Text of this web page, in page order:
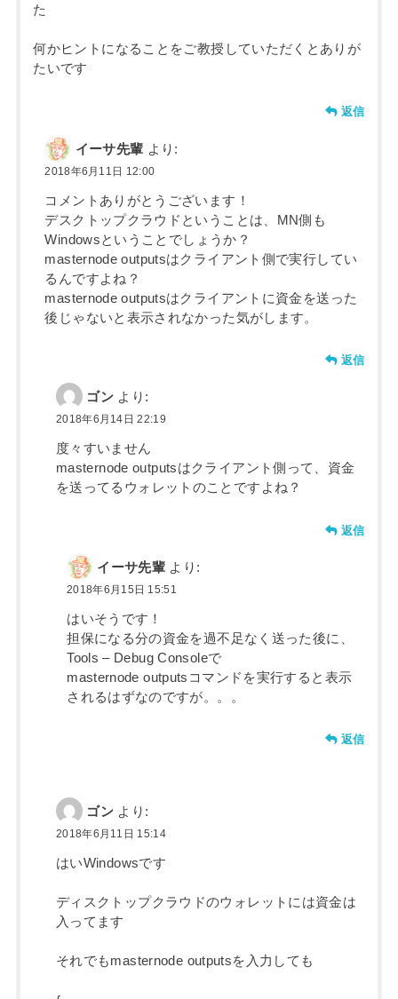
た
何かヒントになることをご教授していただくとありが
たいです
返信
イーサ先輩 より:
2018年6月11日 12:00
コメントありがとうございます！
デスクトップクラウドということは、MN側も
Windowsということでしょうか？
masternode outputsはクライアント側で実行してい
るんですよね？
masternode outputsはクライアントに資金を送った
後じゃないと表示されなかった気がします。
返信
ゴン より:
2018年6月14日 22:19
度々すいません
masternode outputsはクライアント側って、資金
を送ってるウォレットのことですよね？
返信
イーサ先輩 より:
2018年6月15日 15:51
はいそうです！
担保になる分の資金を過不足なく送った後に、
Tools – Debug Consoleで
masternode outputsコマンドを実行すると表示
されるはずなのですが。。。
返信
ゴン より:
2018年6月11日 15:14
はいWindowsです
ディスクトップクラウドのウォレットには資金は
入ってます
それでもmasternode outputsを入力しても